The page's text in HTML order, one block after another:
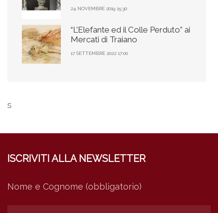
24 NOVEMBRE 2019 15:30
“L’Elefante ed il Colle Perduto” ai
Mercati di Traiano
17 SETTEMBRE 2022 17:00
s
ISCRIVITI ALLA NEWSLETTER
Nome e Cognome (obbligatorio)